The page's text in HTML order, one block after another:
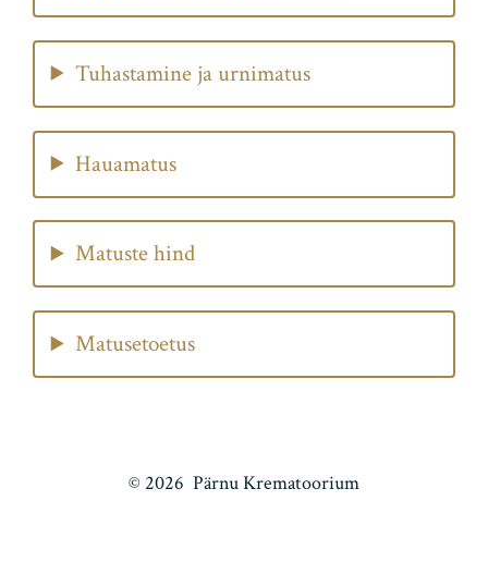
Tuhastamine ja urnimatus
Hauamatus
Matuste hind
Matusetoetus
© 2026 Pärnu Krematoorium